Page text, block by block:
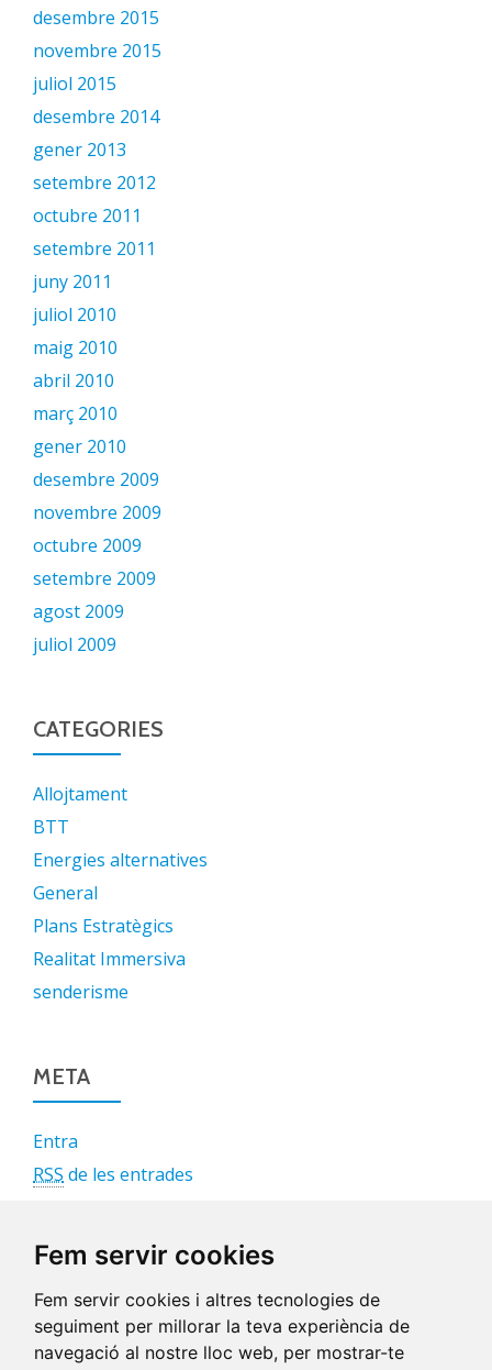
Fem servir cookies
Fem servir cookies i altres tecnologies de
seguiment per millorar la teva experiència de
navegació al nostre lloc web, per mostrar-te
desembre 2015
novembre 2015
juliol 2015
desembre 2014
gener 2013
setembre 2012
octubre 2011
setembre 2011
juny 2011
juliol 2010
maig 2010
abril 2010
març 2010
gener 2010
desembre 2009
novembre 2009
octubre 2009
setembre 2009
agost 2009
juliol 2009
CATEGORIES
Allojtament
BTT
Energies alternatives
General
Plans Estratègics
Realitat Immersiva
senderisme
META
Entra
RSS de les entrades
WordPress.org